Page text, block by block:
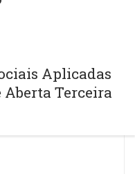
Aplicadas
Terceira